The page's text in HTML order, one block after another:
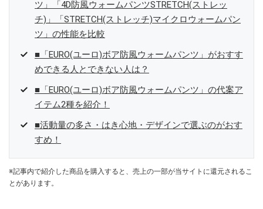
ツ」「4D防風ウォームパンツSTRETCH(ストレッ
チ)」「STRETCH(ストレッチ)マイクロウォームパン
ツ」の性能を比較
■「EURO(ユーロ)ボア防風ウォームパンツ」がおすす
めできる人とできない人は？
■「EURO(ユーロ)ボア防風ウォームパンツ」の代案ア
イテム2種を紹介！
■活動量の多さ・はき心地・デザインで選ぶのがおす
すめ！
※記事内で紹介した商品を購入すると、売上の一部が当サイトに還元されるこ
とがあります。